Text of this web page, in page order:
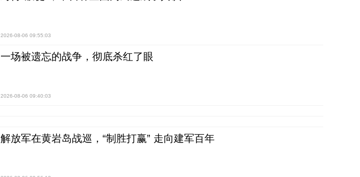
2026-08-06 09:55:03
一场被遗忘的战争，彻底杀红了眼
2026-08-06 09:40:03
解放军在黄岩岛战巡，“制胜打赢” 走向建军百年